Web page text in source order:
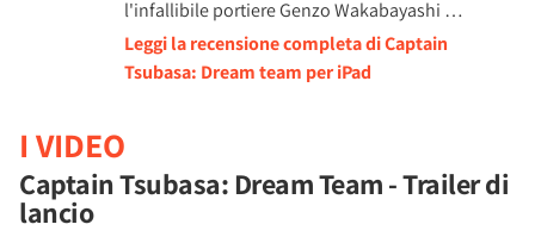
l'infallibile portiere Genzo Wakabayashi …
Leggi la recensione completa di Captain
Tsubasa: Dream team per iPad
I VIDEO
Captain Tsubasa: Dream Team - Trailer di
lancio